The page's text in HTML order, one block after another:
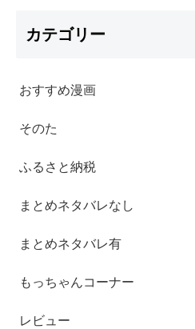
カテゴリー
おすすめ漫画
そのた
ふるさと納税
まとめネタバレなし
まとめネタバレ有
もっちゃんコーナー
レビュー